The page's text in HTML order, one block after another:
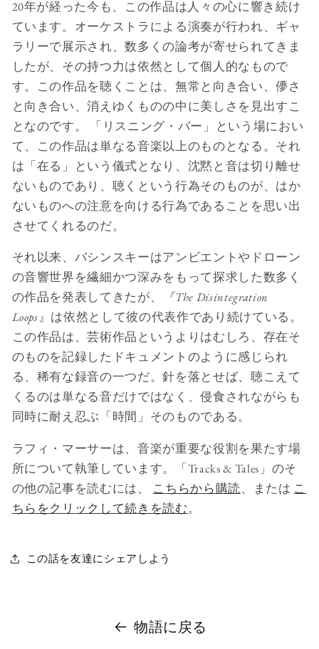
20年が経った今も、この作品は人々の心に響き続け
ています。オーケストラによる演奏が行われ、ギャ
ラリーで展示され、数多くの論考が寄せられてきま
したが、その持つ力は依然として個人的なもので
す。この作品を聴くことは、無常と向き合い、儚さ
と向き合い、消えゆくものの中に美しさを見出すこ
となのです。 「リスニング・バー」という場におい
て、この作品は単なる音楽以上のものとなる。それ
は「在る」という儀式となり、沈黙と音は切り離せ
ないものであり、聴くという行為そのものが、はか
ないものへの注意を向ける行為であることを思い出
させてくれるのだ。
それ以来、バシンスキーはアンビエントやドローン
の音響世界を繊細かつ深みをもって探求した数多く
の作品を発表してきたが、
『The Disintegration
Loops』は依然として彼の代表作であり続けている。
この作品は、芸術作品というよりはむしろ、存在そ
のものを記録したドキュメントのように感じられ
る、稀有な録音の一つだ。針を落とせば、聴こえて
くるのは単なる音だけではなく、侵食されながらも
同時に耐え忍ぶ「時間」そのものである。
ラフィ・マーサーは、音楽が重要な役割を果たす場
所について執筆しています。「Tracks & Tales」のそ
の他の記事を読むには、 こちらから購読、または こ
ちらをクリックして続きを読む。
この話を友達にシェアしよう
物語に戻る